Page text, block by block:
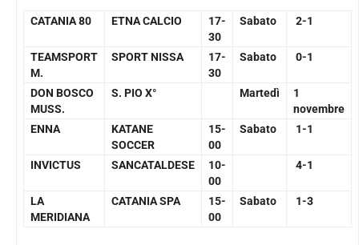
CATANIA 80 ETNA CALCIO
17-
30
Sabato 2-1
TEAMSPORT
M.
SPORT NISSA
17-
30
Sabato 0-1
DON BOSCO
MUSS.
S. PIO X° Martedì
1
novembre
ENNA
KATANE
SOCCER
15-
00
Sabato 1-1
INVICTUS SANCATALDESE
10-
00
4-1
LA
MERIDIANA
CATANIA SPA
15-
00
Sabato 1-3